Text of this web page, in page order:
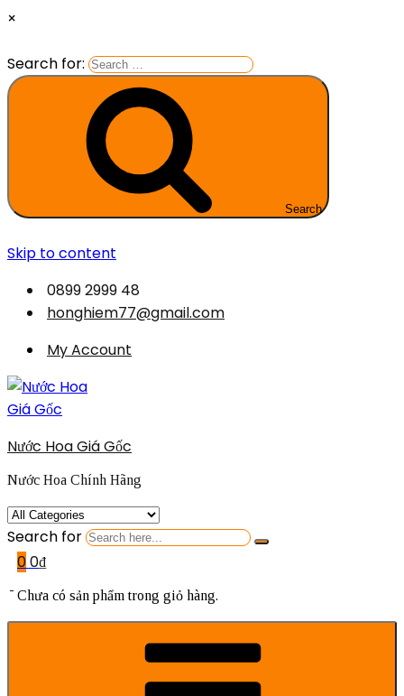
×
Search for:
Search
Skip to content
0899 2999 48
honghiem77@gmail.com
My Account
Nước Hoa Giá Gốc
Nước Hoa Chính Hãng
Search for
00₫
Chưa có sản phẩm trong giỏ hàng.